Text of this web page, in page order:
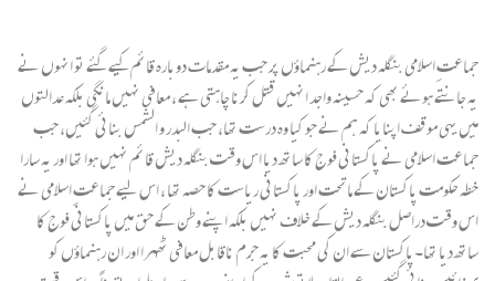
جماعتِ اسلامی بنگلہ دیش کے رہنماؤں پر جب یہ مقدمات دوبارہ قائم کیے گئے تو انہوں نے
یہ جانتے ہوئے بھی کہ حسینہ واجد انہیں قتل کرنا چاہتی ہے ، معافی نہیں مانگی بلکہ عدالتوں
میں یہی موقف اپنایا کہ ہم نے جو کیا وہ درست تھا، جب البدر و الشمس بنائی گئیں، جب
جماعت اسلامی نے پاکستانی فوج کا ساتھ دیا اس وقت بنگلہ دیش قائم نہیں ہوا تھا اور یہ سارا
خطہ حکومت پاکستان کے ماتحت اور پاکستانی ریاست کا حصہ تھا ، اس لیے جماعتِ اسلامی نے
اس وقت دراصل بنگلہ دیش کے خلاف نہیں بلکہ اپنے وطن کے حق میں پاکستانی فوج کا
ساتھ دیا تھا۔پاکستان سے ان کی محبت کا یہ جرم ناقابل معافی ٹھہرا اور ان رہنماؤں کو